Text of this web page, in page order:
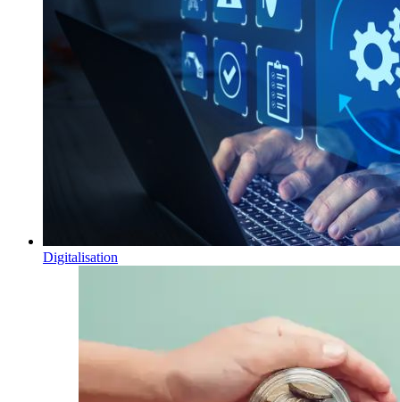
Digitalisation